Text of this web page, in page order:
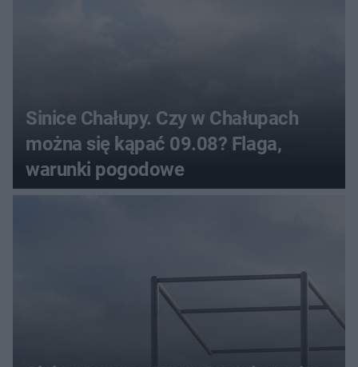
Sinice Chałupy. Czy w Chałupach
można się kąpać 09.08? Flaga,
warunki pogodowe